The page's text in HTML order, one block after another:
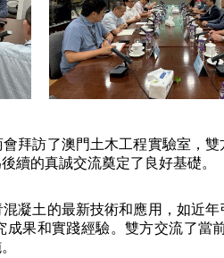
拜訪了澳門土木工程實驗室，
續的真誠交流奠定了良好基礎。
凝土的最新技術和應用，如近
成果和實踐經驗。雙方交流了